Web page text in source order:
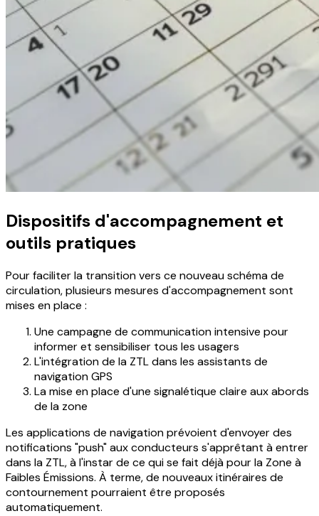
Dispositifs d'accompagnement et
outils pratiques
Pour faciliter la transition vers ce nouveau schéma de
circulation, plusieurs mesures d'accompagnement sont
mises en place :
Une campagne de communication intensive pour
informer et sensibiliser tous les usagers
L'intégration de la ZTL dans les assistants de
navigation GPS
La mise en place d'une signalétique claire aux abords
de la zone
Les applications de navigation prévoient d'envoyer des
notifications "push" aux conducteurs s'apprêtant à entrer
dans la ZTL, à l'instar de ce qui se fait déjà pour la Zone à
Faibles Émissions. À terme, de nouveaux itinéraires de
contournement pourraient être proposés
automatiquement.